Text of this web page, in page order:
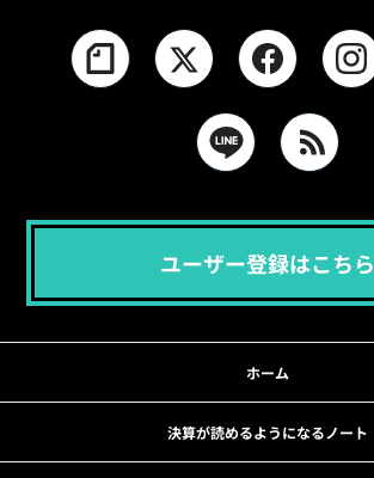
ユーザー登録はこちら
ホーム
決算が読めるようになるノート